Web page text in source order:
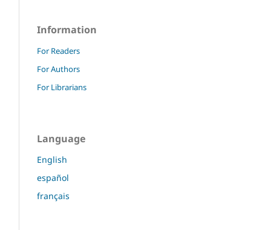
Information
For Readers
For Authors
For Librarians
Language
English
español
français